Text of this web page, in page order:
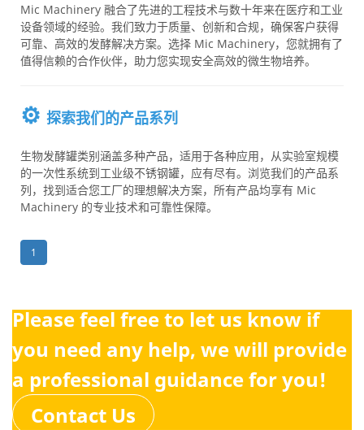
Mic Machinery 融合了先进的工程技术与数十年来在医疗和工业
设备领域的经验。我们致力于质量、创新和合规，确保客户获得
可靠、高效的发酵解决方案。选择 Mic Machinery，您就拥有了
值得信赖的合作伙伴，助力您实现安全高效的微生物培养。
⚙️ 探索我们的产品系列
生物发酵罐类别涵盖多种产品，适用于各种应用，从实验室规模
的一次性系统到工业级不锈钢罐，应有尽有。浏览我们的产品系
列，找到适合您工厂的理想解决方案，所有产品均享有 Mic
Machinery 的专业技术和可靠性保障。
1
Please feel free to let us know if
you need any help, we will provide
a professional guidance for you!
Contact Us